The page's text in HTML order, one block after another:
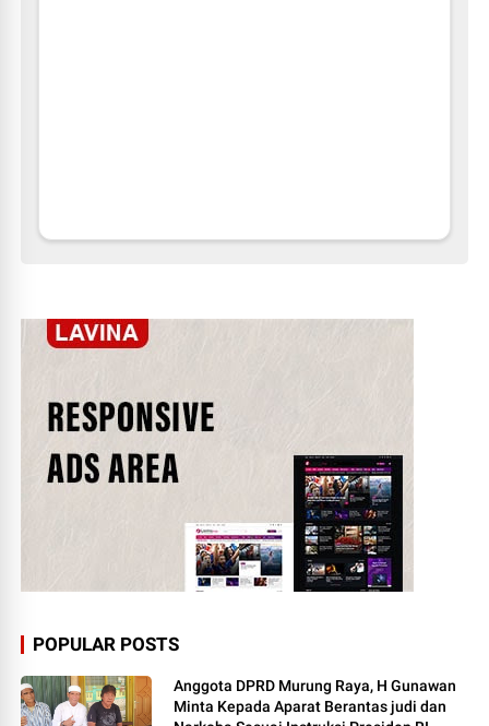
POPULAR POSTS
Anggota DPRD Murung Raya, H Gunawan
Minta Kepada Aparat Berantas judi dan